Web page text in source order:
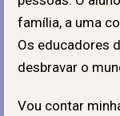
família, a uma
Os educadores
desbravar o
Vou contar